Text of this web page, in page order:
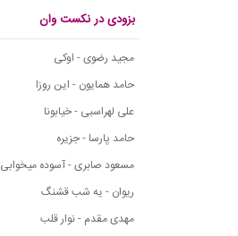
بزودی در نکست وان
مجید رضوی - اوکی
حامد همایون - این روزا
علی لهراسبی - خیابونا
حامد پارسا - جزیره
مسعود صابری - آسوده میخوابی
ریوان - یه شب قشنگ
مهدی مقدم - نوار قلب